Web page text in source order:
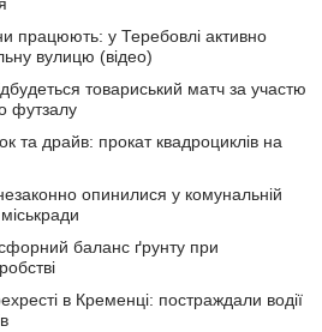
працюють: у Теребовлі активно
вулицю (відео)
товариський матч за участю
футзалу
та драйв: прокат квадроциклів на
опинилися у комунальній
баланс ґрунту при
в Кременці: постраждали водії